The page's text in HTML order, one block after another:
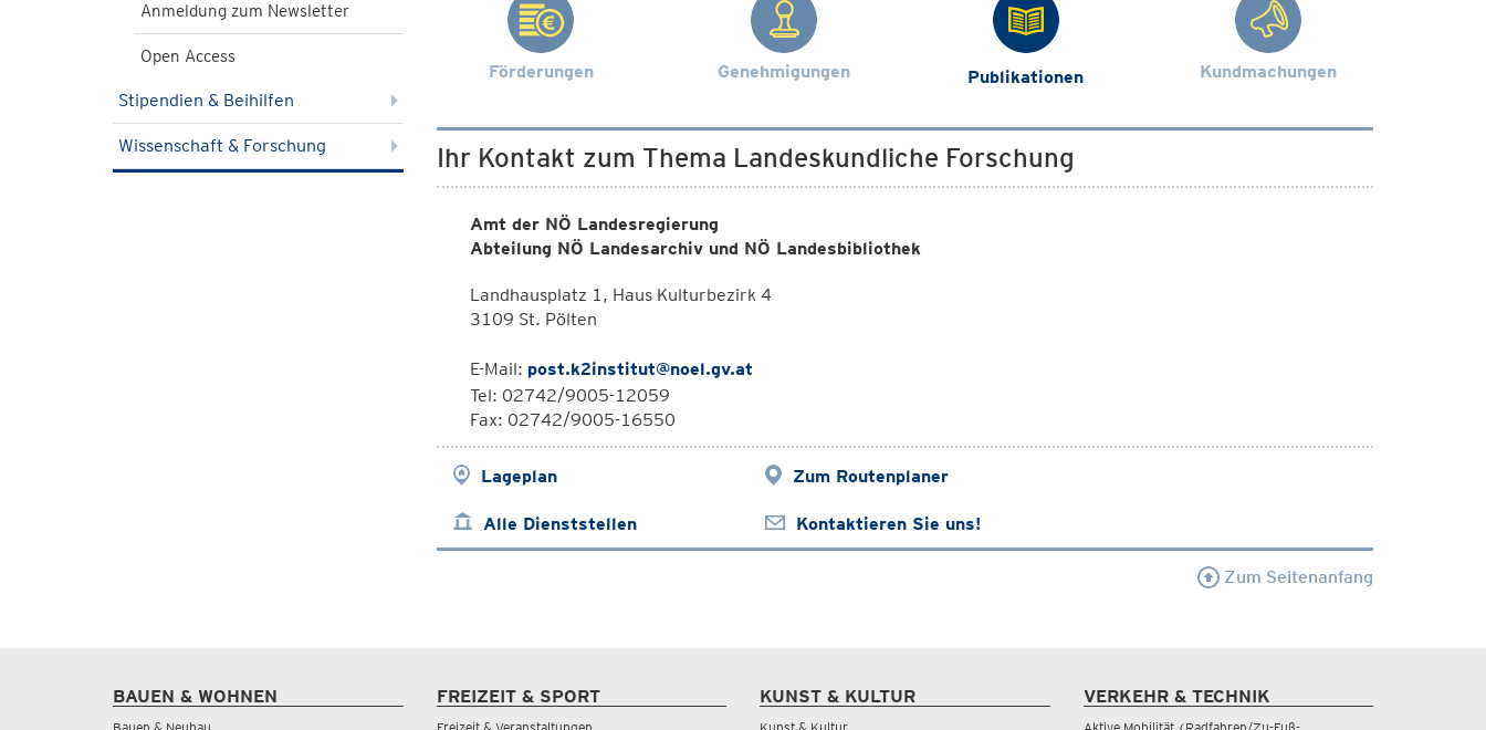
Anmeldung zum Newsletter
Open Access
Stipendien & Beihilfen
Wissenschaft & Forschung
Förderungen Genehmigungen Publikationen Kundmachungen
Ihr Kontakt zum Thema Landeskundliche Forschung
Amt der NÖ Landesregierung
Abteilung NÖ Landesarchiv und NÖ Landesbibliothek
Landhausplatz 1, Haus Kulturbezirk 4
3109 St. Pölten
E-Mail: post.k2institut@noel.gv.at
Tel: 02742/9005-12059
Fax: 02742/9005-16550
Lageplan Zum Routenplaner
Alle Dienststellen Kontaktieren Sie uns!
Zum Seitenanfang
BAUEN & WOHNEN FREIZEIT & SPORT KUNST & KULTUR VERKEHR & TECHNIK